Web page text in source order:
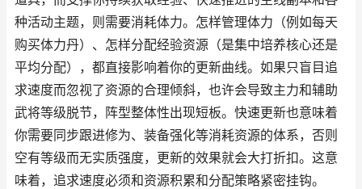
种活动主题，则需要消耗体力。怎样管理体力（例如每天
购买体力丹）、怎样分配经验资源（是集中培养核心还是
平均分配），都直接影响着你的更新曲线。如果只盲目追
求速度而忽视了资源的合理倾斜，也许会导致主力和辅助
武将等级脱节，阵型整体性出现短板。快速更新也意味着
你需要同步跟进修为、装备强化等消耗资源的体系，否则
空有等级而无实质强度，更新的效果就会大打折扣。这意
味着，追求速度必须和资源积累和分配策略紧密挂钩。